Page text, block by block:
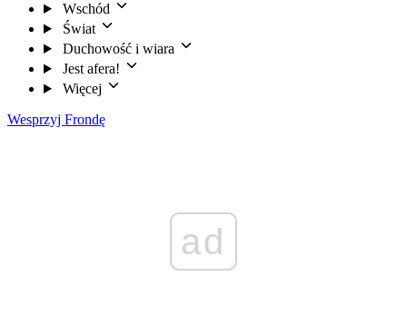
Wschód
Świat
Duchowość i wiara
Jest afera!
Więcej
Wesprzyj Frondę
ad